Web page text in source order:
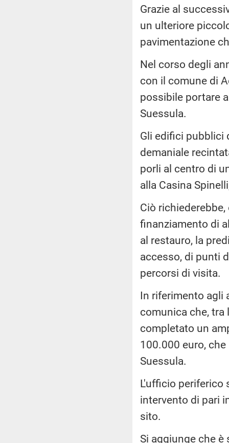
Grazie al
un ulteriore
pavimentazione
Nel corso degli
con il comune di
possibile portare
Suessula.
Gli edifici pubblici
demaniale
porli al centro di
alla Casina
Ciò
finanziamento di
al restauro, la
accesso, di punti
percorsi di visita.
In riferimento agli
comunica che, tra
completato un
100.000 euro,
Suessula.
L'ufficio periferico
intervento di pari
sito.
Si aggiunge che